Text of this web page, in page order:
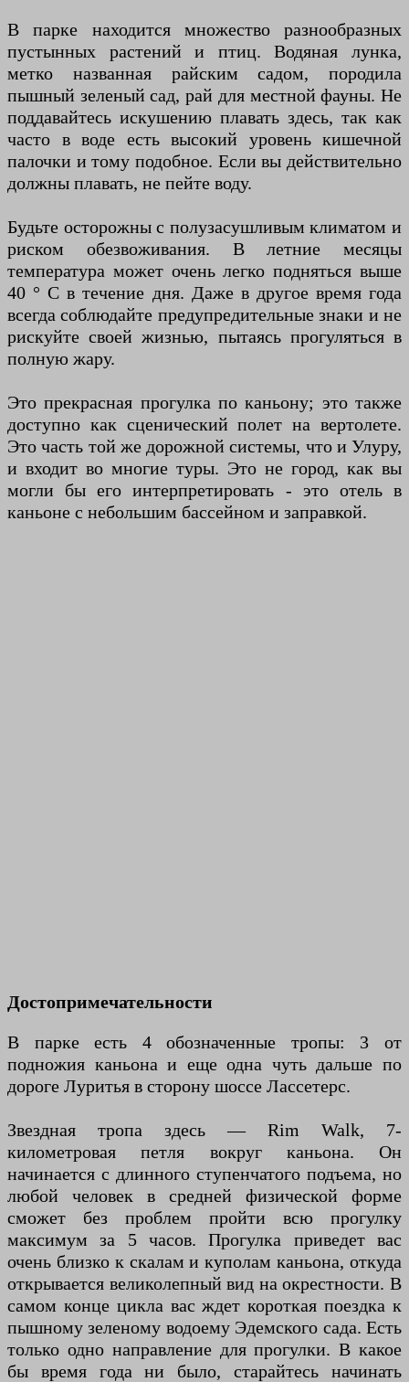
В парке находится множество разнообразных
пустынных растений и птиц. Водяная лунка,
метко названная райским садом, породила
пышный зеленый сад, рай для местной фауны. Не
поддавайтесь искушению плавать здесь, так как
часто в воде есть высокий уровень кишечной
палочки и тому подобное. Если вы действительно
должны плавать, не пейте воду.
Будьте осторожны с полузасушливым климатом и
риском обезвоживания. В летние месяцы
температура может очень легко подняться выше
40 ° C в течение дня. Даже в другое время года
всегда соблюдайте предупредительные знаки и не
рискуйте своей жизнью, пытаясь прогуляться в
полную жару.
Это прекрасная прогулка по каньону; это также
доступно как сценический полет на вертолете.
Это часть той же дорожной системы, что и Улуру,
и входит во многие туры. Это не город, как вы
могли бы его интерпретировать - это отель в
каньоне с небольшим бассейном и заправкой.
Достопримечательности
В парке есть 4 обозначенные тропы: 3 от
подножия каньона и еще одна чуть дальше по
дороге Луритья в сторону шоссе Лассетерс.
Звездная тропа здесь — Rim Walk, 7-
километровая петля вокруг каньона. Он
начинается с длинного ступенчатого подъема, но
любой человек в средней физической форме
сможет без проблем пройти всю прогулку
максимум за 5 часов. Прогулка приведет вас
очень близко к скалам и куполам каньона, откуда
открывается великолепный вид на окрестности. В
самом конце цикла вас ждет короткая поездка к
пышному зеленому водоему Эдемского сада. Есть
только одно направление для прогулки. В какое
бы время года ни было, старайтесь начинать